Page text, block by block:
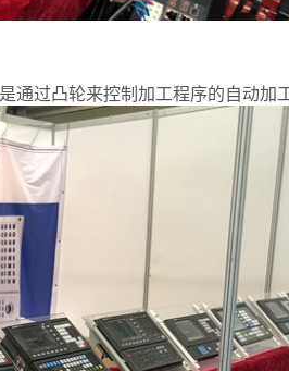
过凸轮来控制加工程序的自动